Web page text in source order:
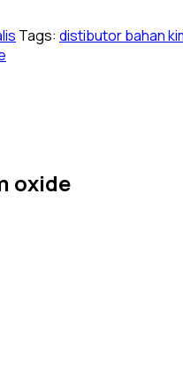
Tags: distibutor bahan
oxide